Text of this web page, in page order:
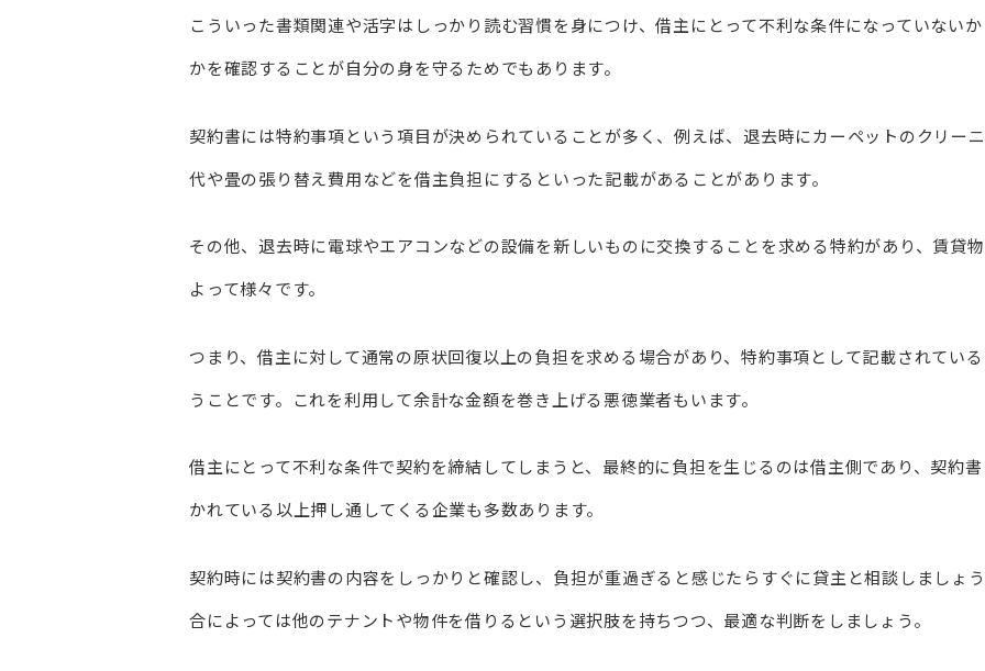
こういった書類関連や活字はしっかり読む習慣を身につけ、借主にとって不利な条件になっていない
かを確認することが自分の身を守るためでもあります。
契約書には特約事項という項目が決められていることが多く、例えば、退去時にカーペットのクリー
代や畳の張り替え費用などを借主負担にするといった記載があることがあります。
その他、退去時に電球やエアコンなどの設備を新しいものに交換することを求める特約があり、賃貸
よって様々です。
つまり、借主に対して通常の原状回復以上の負担を求める場合があり、特約事項として記載されてい
うことです。これを利用して余計な金額を巻き上げる悪徳業者もいます。
借主にとって不利な条件で契約を締結してしまうと、最終的に負担を生じるのは借主側であり、契約
かれている以上押し通してくる企業も多数あります。
契約時には契約書の内容をしっかりと確認し、負担が重過ぎると感じたらすぐに貸主と相談しましょ
合によっては他のテナントや物件を借りるという選択肢を持ちつつ、最適な判断をしましょう。